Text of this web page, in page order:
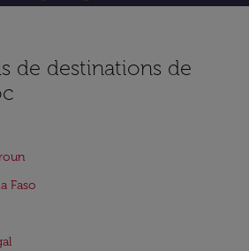
de destinations de
Faso